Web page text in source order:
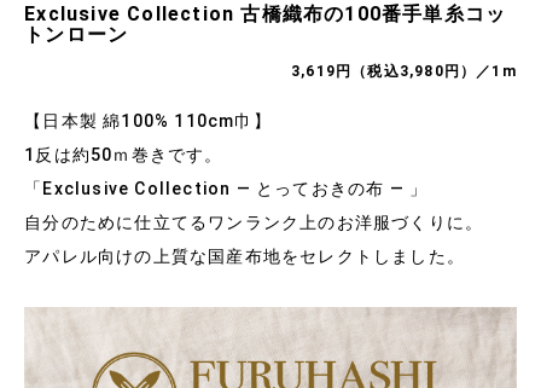
Exclusive Collection 古橋織布の100番手単糸コッ
トンローン
3,619円（税込3,980円）／1m
【日本製 綿100% 110cm巾】
1反は約50ｍ巻きです。
「Exclusive Collection ― とっておきの布 ― 」
自分のために仕立てるワンランク上のお洋服づくりに。
アパレル向けの上質な国産布地をセレクトしました。